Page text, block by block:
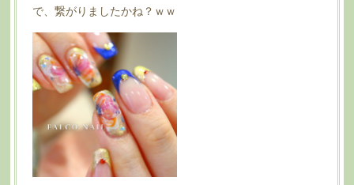
で、繋がりましたかね？ｗｗ